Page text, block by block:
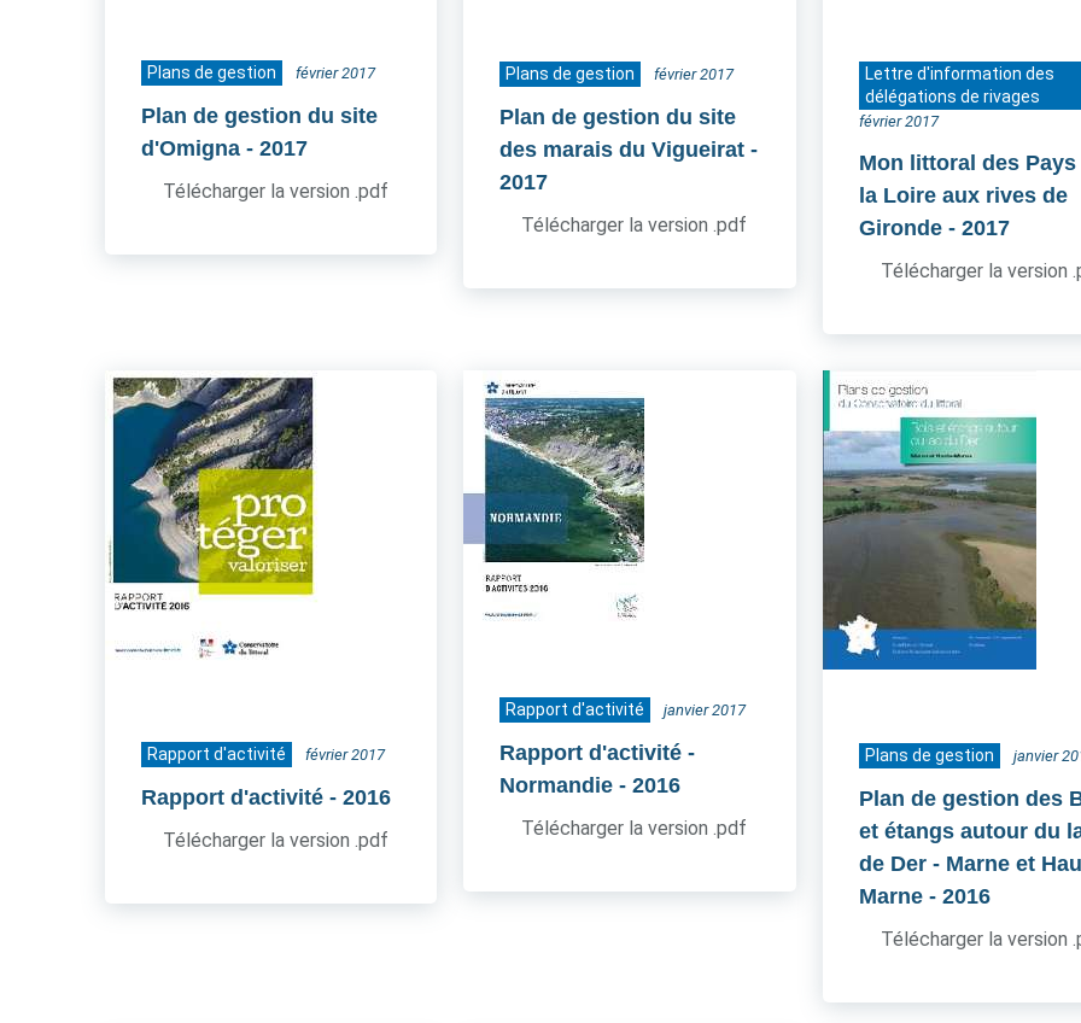
Plans de gestion février 2017
Plan de gestion du site
d'Omigna - 2017
Télécharger la version .pdf
Plans de gestion février 2017
Plan de gestion du site
des marais du Vigueirat -
2017
Télécharger la version .pdf
Lettre d'information des
délégations de rivages
février 2017
Mon littoral des Pays
la Loire aux rives de
Gironde - 2017
Télécharger la version
Rapport d'activité février 2017
Rapport d'activité - 2016
Télécharger la version .pdf
Rapport d'activité janvier 2017
Rapport d'activité -
Normandie - 2016
Télécharger la version .pdf
Plans de gestion janvier
Plan de gestion des
et étangs autour du
de Der - Marne et
Marne - 2016
Télécharger la version